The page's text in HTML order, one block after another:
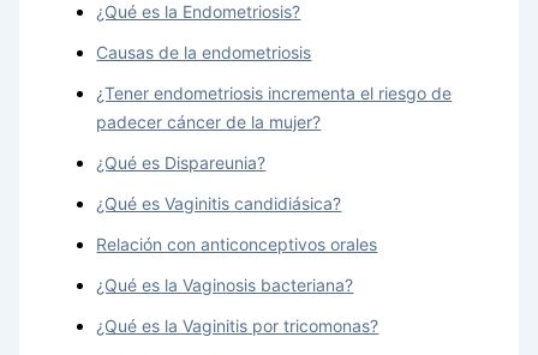
¿Qué es la Endometriosis?
Causas de la endometriosis
¿Tener endometriosis incrementa el riesgo de
padecer cáncer de la mujer?
¿Qué es Dispareunia?
¿Qué es Vaginitis candidiásica?
Relación con anticonceptivos orales
¿Qué es la Vaginosis bacteriana?
¿Qué es la Vaginitis por tricomonas?